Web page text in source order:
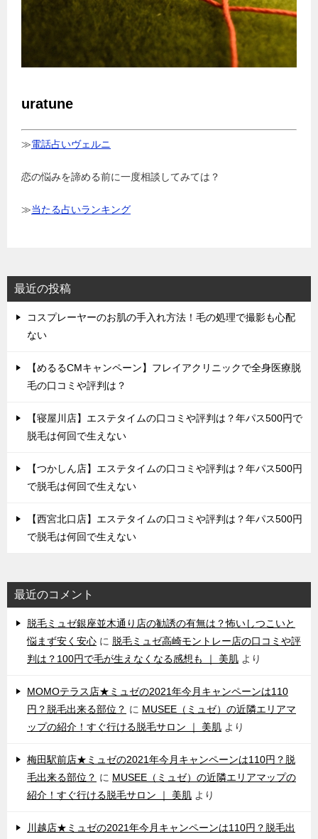
uratune
≫電話占いヴェルニ
恋の悩みを諦める前に一度相談してみては？
≫当たる占いランキング
最近の投稿
コスプレーヤーのお肌の手入れ方法！毛の処理で撮影も心配
ない
【めるるCMキャンペーン】フレイアクリニックで全身医療脱
毛の口コミや評判は？
【寝屋川店】エステタイムの口コミや評判は？年パス500円で
脱毛は何回で生えない
【つかしん店】エステタイムの口コミや評判は？年パス500円
で脱毛は何回で生えない
【西宮北口店】エステタイムの口コミや評判は？年パス500円
で脱毛は何回で生えない
最近のコメント
脱毛ミュゼ銀座並木通り店の勧誘の有無は？怖いしつこいと
悩まず安く安心 に 脱毛ミュゼ高崎モントレー店の口コミや評
判は？100円で毛が生えなくなる感想も ｜ 美肌 より
MOMOテラス店★ミュゼの2021年今月キャンペーンは110
円？脱毛出来る部位？ に MUSEE（ミュゼ）の近隣エリアマ
ップの紹介！すぐ行ける脱毛サロン ｜ 美肌 より
梅田駅前店★ミュゼの2021年今月キャンペーンは110円？脱
毛出来る部位？ に MUSEE（ミュゼ）の近隣エリアマップの
紹介！すぐ行ける脱毛サロン ｜ 美肌 より
川越店★ミュゼの2021年今月キャンペーンは110円？脱毛出